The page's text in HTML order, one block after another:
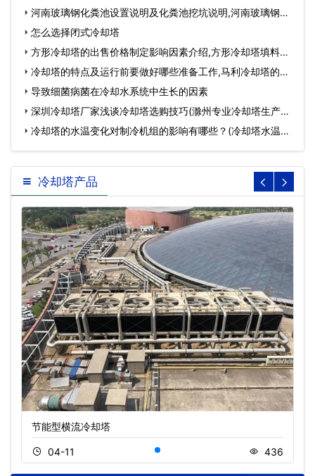
河南玻璃钢化粪池设置说明及化粪池挖坑说明,河南玻璃钢化
粪…怎么选择闭式冷却塔
方形冷却塔的出售价格制定影响因素介绍,方形冷却塔填料…
冷却塔的特点及运行前要做好哪些准备工作,马利冷却塔的特
点…导致细菌病菌在冷却水系统中生长的因素
深圳冷却塔厂家浅谈冷却塔选购技巧(滁州专业冷却塔生产厂
家…冷却塔的水温变化对制冷机组的影响有哪些？(冷却塔水温高
的原…
冷却塔产品
节能型横流冷却塔
04-11 436